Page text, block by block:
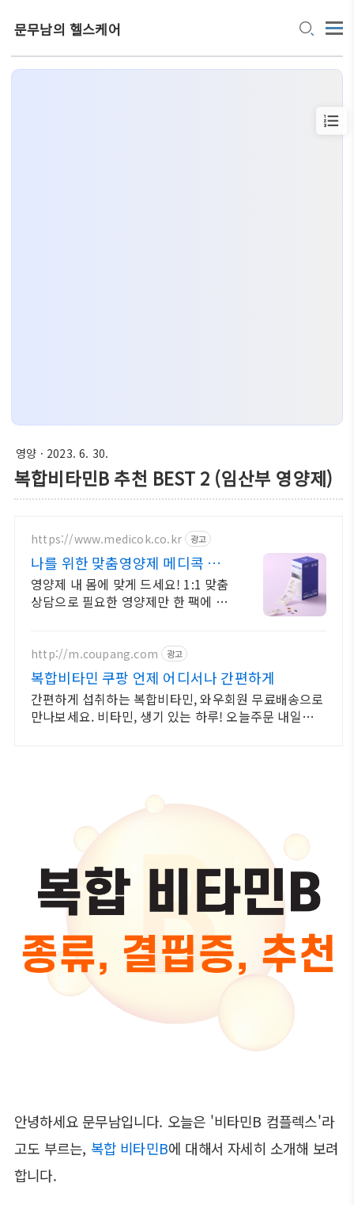
문무남의 헬스케어
영양 · 2023. 6. 30.
복합비타민B 추천 BEST 2 (임산부 영양제)
https://www.medicok.co.kr 광고
나를 위한 맞춤영양제 메디콕 정
기구독 평생 할인 혜택!
영양제 내 몸에 맞게 드세요! 1:1 맞춤
상담으로 필요한 영양제만 한 팩에 쏙
http://m.coupang.com 광고
복합비타민 쿠팡 언제 어디서나 간편하게
간편하게 섭취하는 복합비타민, 와우회원 무료배송으로
만나보세요. 비타민, 생기 있는 하루! 오늘주문 내일도착
안녕하세요 문무남입니다. 오늘은 '비타민B 컴플렉스'라
고도 부르는, 복합 비타민B에 대해서 자세히 소개해 보려
합니다.